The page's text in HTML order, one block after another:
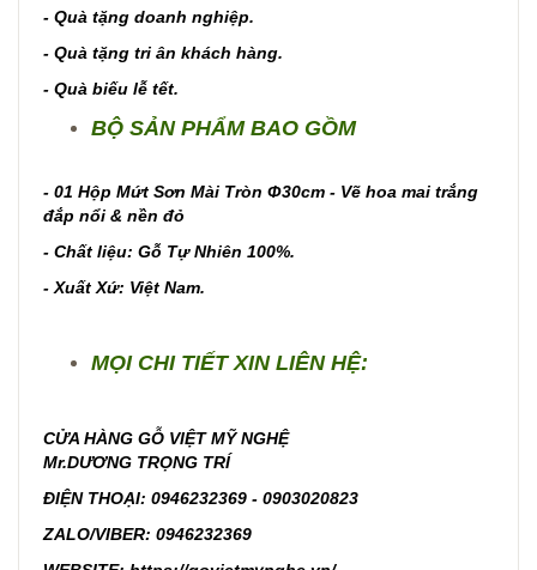
- Quà tặng doanh nghiệp.
- Quà tặng tri ân khách hàng.
- Quà biếu lễ tết.
BỘ SẢN PHẨM BAO GỒM
- 01 Hộp Mứt Sơn Mài Tròn Φ30cm - Vẽ hoa mai trắng
đắp nổi & nền đỏ
- Chất liệu: Gỗ Tự Nhiên 100%.
- Xuất Xứ: Việt Nam.
MỌI CHI TIẾT XIN LIÊN HỆ:
CỬA HÀNG GỖ VIỆT MỸ NGHỆ
Mr.DƯƠNG TRỌNG TRÍ
ĐIỆN THOẠI: 0946232369 - 0903020823
ZALO/VIBER: 0946232369